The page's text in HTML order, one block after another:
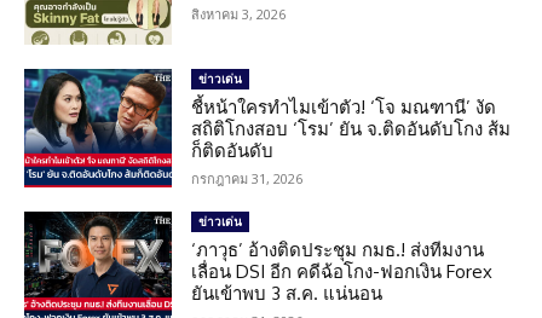
สิงหาคม 3, 2026
ข่าวเด่น
ชี้หน้าใครทำไมเข้าตัว! ‘โจ มณฑานี’ งัด
สถิติโกงสอบ ‘โรม’ ยัน จ.ติดอันดับโกง ส้ม
ก็ติดอันดับ
กรกฎาคม 31, 2026
ข่าวเด่น
‘ภาวุธ’ อ้างติดประชุม กมธ.! ส่งทีมงาน
เลื่อน DSI อีก คดีฉ้อโกง-ฟอกเงิน Forex
ยันเข้าพบ 3 ส.ค. แน่นอน